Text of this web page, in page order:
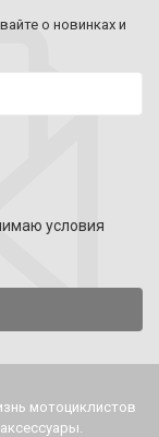
о новинках и
условия
мотоциклистов